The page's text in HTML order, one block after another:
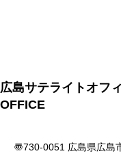
広島サテライトオフ
OFFICE
〠730-0051 広島県広島